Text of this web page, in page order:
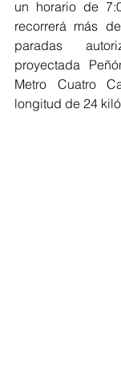
un horario de
recorrerá más
paradas
proyectada
Metro Cuatro
longitud de 24